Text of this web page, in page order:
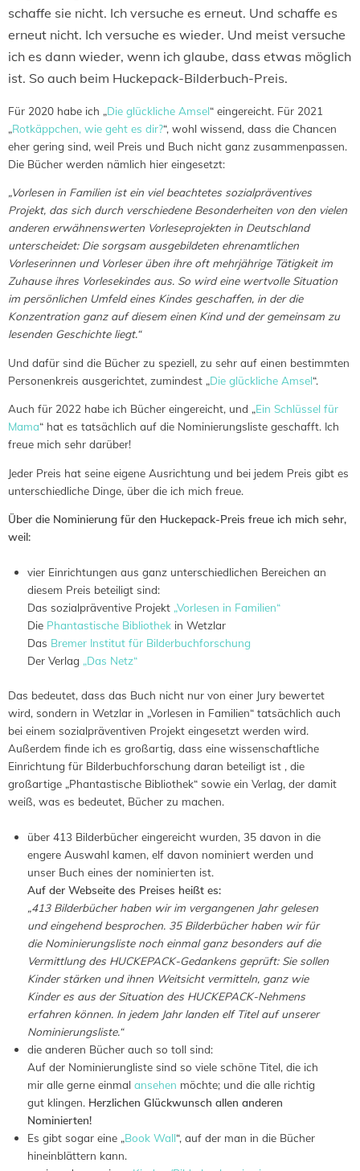
schaffe sie nicht. Ich versuche es erneut. Und schaffe es
erneut nicht. Ich versuche es wieder. Und meist versuche
ich es dann wieder, wenn ich glaube, dass etwas möglich
ist. So auch beim Huckepack-Bilderbuch-Preis.
Für 2020 habe ich „Die glückliche Amsel“ eingereicht. Für 2021
„Rotkäppchen, wie geht es dir?“, wohl wissend, dass die Chancen
eher gering sind, weil Preis und Buch nicht ganz zusammenpassen.
Die Bücher werden nämlich hier eingesetzt:
„Vorlesen in Familien ist ein viel beachtetes sozialpräventives
Projekt, das sich durch verschiedene Besonderheiten von den vielen
anderen erwähnenswerten Vorleseprojekten in Deutschland
unterscheidet: Die sorgsam ausgebildeten ehrenamtlichen
Vorleserinnen und Vorleser üben ihre oft mehrjährige Tätigkeit im
Zuhause ihres Vorlesekindes aus. So wird eine wertvolle Situation
im persönlichen Umfeld eines Kindes geschaffen, in der die
Konzentration ganz auf diesem einen Kind und der gemeinsam zu
lesenden Geschichte liegt.“
Und dafür sind die Bücher zu speziell, zu sehr auf einen bestimmten
Personenkreis ausgerichtet, zumindest „Die glückliche Amsel“.
Auch für 2022 habe ich Bücher eingereicht, und „Ein Schlüssel für
Mama“ hat es tatsächlich auf die Nominierungsliste geschafft. Ich
freue mich sehr darüber!
Jeder Preis hat seine eigene Ausrichtung und bei jedem Preis gibt es
unterschiedliche Dinge, über die ich mich freue.
Über die Nominierung für den Huckepack-Preis freue ich mich sehr,
weil:
vier Einrichtungen aus ganz unterschiedlichen Bereichen an
diesem Preis beteiligt sind:
Das sozialpräventive Projekt „Vorlesen in Familien“
Die Phantastische Bibliothekin Wetzlar
Das Bremer Institut für Bilderbuchforschung
Der Verlag „Das Netz“
Das bedeutet, dass das Buch nicht nur von einer Jury bewertet
wird, sondern in Wetzlar in „Vorlesen in Familien“ tatsächlich auch
bei einem sozialpräventiven Projekt eingesetzt werden wird.
Außerdem finde ich es großartig, dass eine wissenschaftliche
Einrichtung für Bilderbuchforschung daran beteiligt ist , die
großartige „Phantastische Bibliothek“ sowie ein Verlag, der damit
weiß, was es bedeutet, Bücher zu machen.
über 413 Bilderbücher eingereicht wurden, 35 davon in die
engere Auswahl kamen, elf davon nominiert werden und
unser Buch eines der nominierten ist.
Auf der Webseite des Preises heißt es:
„413 Bilderbücher haben wir im vergangenen Jahr gelesen
und eingehend besprochen. 35 Bilderbücher haben wir für
die Nominierungsliste noch einmal ganz besonders auf die
Vermittlung des HUCKEPACK-Gedankens geprüft: Sie sollen
Kinder stärken und ihnen Weitsicht vermitteln, ganz wie
Kinder es aus der Situation des HUCKEPACK-Nehmens
erfahren können. In jedem Jahr landen elf Titel auf unserer
Nominierungsliste.“
die anderen Bücher auch so toll sind:
Auf der Nominierungliste sind so viele schöne Titel, die ich
mir alle gerne einmal ansehen möchte; und die alle richtig
gut klingen. Herzlichen Glückwunsch allen anderen
Nominierten!
Es gibt sogar eine „Book Wall“, auf der man in die Bücher
hineinblättern kann.